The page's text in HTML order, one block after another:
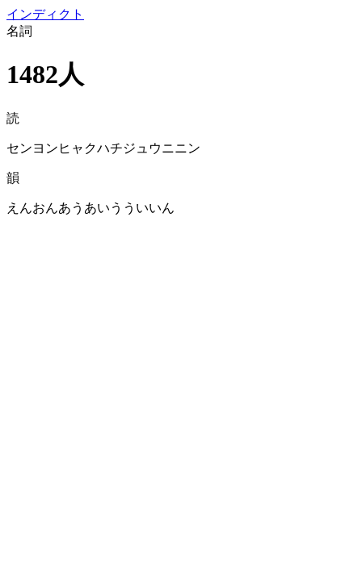
インディクト
名詞
1482人
読
センヨンヒャクハチジュウニニン
韻
えんおんあうあいうういいん